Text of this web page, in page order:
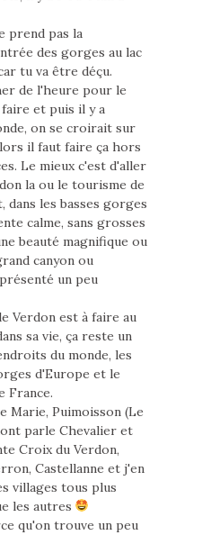
prend pas la
des gorges au lac
tu va être déçu.
de l'heure pour le
et puis il y a
on se croirait sur
il faut faire ça hors
Le mieux c'est d'aller
la ou le tourisme de
dans les basses gorges
calme, sans grosses
beauté magnifique ou
canyon ou
un peu
Verdon est à faire au
sa vie, ça reste un
du monde, les
d'Europe et le
France.
Marie, Puimoisson (Le
parle Chevalier et
Croix du Verdon,
Castellanne et j'en
villages tous plus
les autres
qu'on trouve un peu